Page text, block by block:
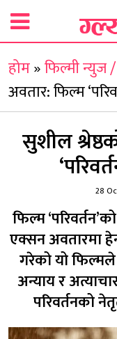
होम»फिल्मी न्युज
अवतार: फिल्म
सुशील
28
फिल्म
एक्सन अवतारमा
गरेको यो फिल्मले
अन्याय र
परिवर्तनको